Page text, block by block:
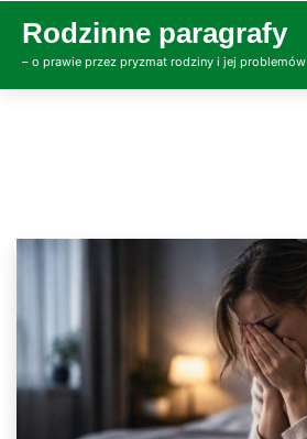
content
Rodzinne paragrafy
– o prawie przez pryzmat rodziny i jej problemów